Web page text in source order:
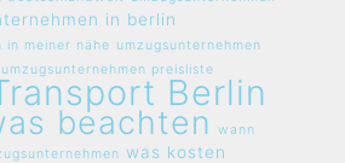
in berlin
in meiner nähe umzugsunternehmen
umzugsunternehmen preisliste
Berlin
beachten
wann
was kosten